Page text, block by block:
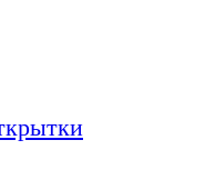
открытках и не